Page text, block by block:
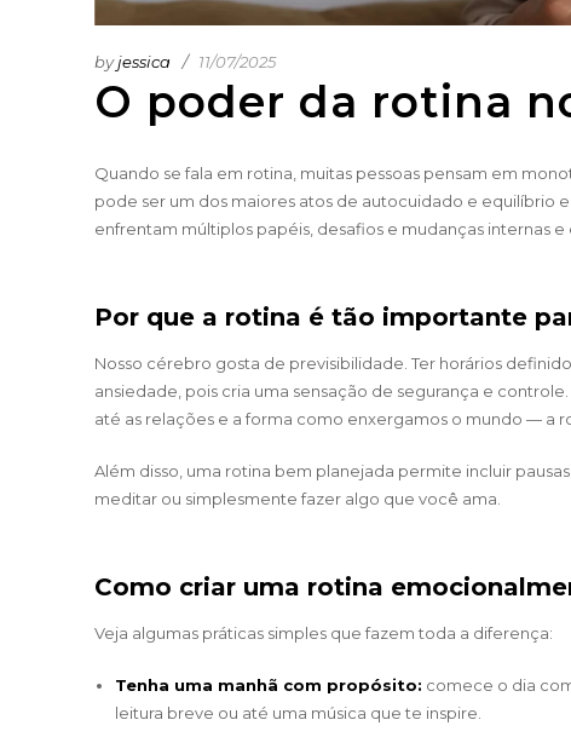
O poder da rotina
byjessica 11/07/2025
Quando se fala em rotina, muitas pessoas pensam em
pode ser um dos maiores atos de autocuidado e equilíbrio
enfrentam múltiplos papéis, desafios e mudanças internas e
Por que a rotina é tão importante
Nosso cérebro gosta de previsibilidade. Ter horários
ansiedade, pois cria uma sensação de segurança e
até as relações e a forma como enxergamos o mundo — a
Além disso, uma rotina bem planejada permite incluir
meditar ou simplesmente fazer algo que você ama.
Como criar uma rotina
Veja algumas práticas simples que fazem toda a diferença:
Tenha uma manhã com propósito: comece o dia
leitura breve ou até uma música que te inspire.